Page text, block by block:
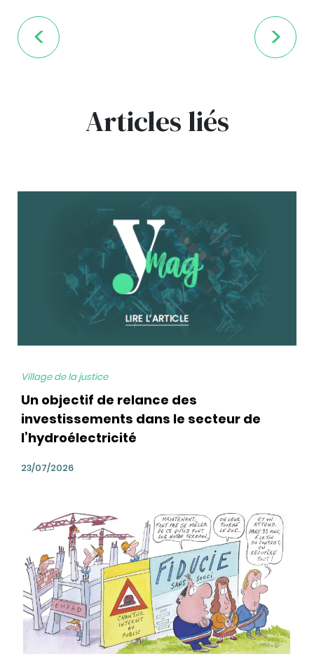
Articles liés
Village de la justice
Un objectif de relance des
investissements dans le secteur de
l’hydroélectricité
23/07/2026